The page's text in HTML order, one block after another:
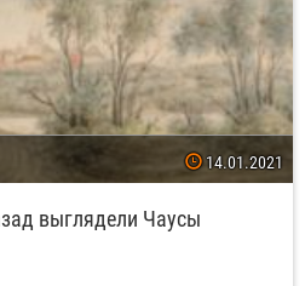
14.01.2021
выглядели Чаусы